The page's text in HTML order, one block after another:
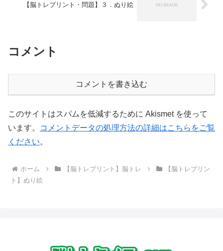
【脳トレプリント・問題】３．ぬり絵
コメント
コメントを書き込む
このサイトはスパムを低減するために Akismet を使って
います。
コメントデータの処理方法の詳細はこちらをご覧
ください。
ホーム 【脳トレプリント】脳トレ
【脳トレプリン
ト】ぬり絵